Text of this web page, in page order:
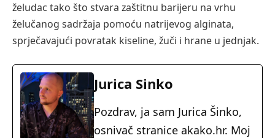
želudac tako što stvara zaštitnu barijeru na vrhu
želučanog sadržaja pomoću natrijevog alginata,
sprječavajući povratak kiseline, žuči i hrane u jednjak.
Jurica Sinko
Pozdrav, ja sam Jurica Šinko,
osnivač stranice akako.hr. Moj